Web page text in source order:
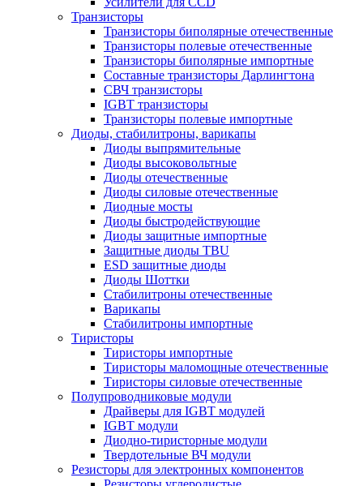
Транзисторы
Транзисторы биполярные отечественные
Транзисторы полевые отечественные
Транзисторы биполярные импортные
Составные транзисторы Дарлингтона
СВЧ транзисторы
IGBT транзисторы
Транзисторы полевые импортные
Диоды, стабилитроны, варикапы
Диоды выпрямительные
Диоды высоковольтные
Диоды отечественные
Диоды силовые отечественные
Диодные мосты
Диоды быстродействующие
Диоды защитные импортные
Защитные диоды TBU
ESD защитные диоды
Диоды Шоттки
Стабилитроны отечественные
Варикапы
Стабилитроны импортные
Тиристоры
Тиристоры импортные
Тиристоры маломощные отечественные
Тиристоры силовые отечественные
Полупроводниковые модули
Драйверы для IGBT модулей
IGBT модули
Диодно-тиристорные модули
Твердотельные ВЧ модули
Резисторы для электронных компонентов